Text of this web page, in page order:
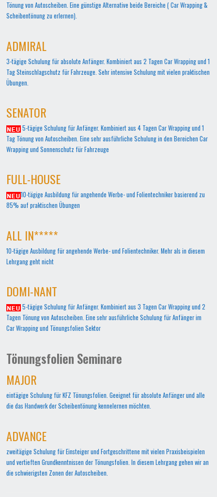
Tönung von Autoscheiben. Eine günstige Alternative beide Bereiche ( Car Wrapping &
Scheibentönung zu erlernen).
ADMIRAL
3-tägige Schulung für absolute Anfänger. Kombiniert aus 2 Tagen Car Wrapping und 1
Tag Steinschlagschutz für Fahrzeuge. Sehr intensive Schulung mit vielen praktischen
Übungen.
SENATOR
5-tägige Schulung für Anfänger. Kombiniert aus 4 Tagen Car Wrapping und 1
Tag Tönung von Autoscheiben. Eine sehr ausführliche Schulung in den Bereichen Car
Wrapping und Sonnenschutz für Fahrzeuge
FULL-HOUSE
10-tägige Ausbildung für angehende Werbe- und Folientechniker basierend zu
85% auf praktischen Übungen
ALL IN*****
10-tägige Ausbildung für angehende Werbe- und Folientechniker. Mehr als in diesem
Lehrgang geht nicht
DOMI-NANT
5-tägige Schulung für Anfänger. Kombiniert aus 3 Tagen Car Wrapping und 2
Tagen Tönung von Autoscheiben. Eine sehr ausführliche Schulung für Anfänger im
Car Wrapping und Tönungsfolien Sektor
Tönungsfolien Seminare
MAJOR
eintägige Schulung für KFZ Tönungsfolien. Geeignet für absolute Anfänger und alle
die das Handwerk der Scheibentönung kennelernen möchten.
ADVANCE
zweitägige Schulung für Einsteiger und Fortgeschrittene mit vielen Praxisbeispielen
und vertieften Grundkenntnissen der Tönungsfolien. In diesem Lehrgang gehen wir an
die schwierigsten Zonen der Autoscheiben.